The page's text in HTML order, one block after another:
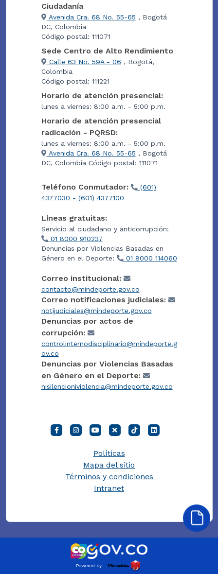
Ciudadanía
Avenida Cra. 68 No. 55-65 , Bogotá
DC, Colombia
Código postal: 111071
Sede Centro de Alto Rendimiento
Calle 63 No. 59A - 06 , Bogotá,
Colombia
Código postal: 111221
Horario de atención presencial:
lunes a viernes: 8:00 a.m. - 5:00 p.m.
Horario de atención presencial
radicación - PQRSD:
lunes a viernes: 8:00 a.m. - 5:00 p.m.
Avenida Cra. 68 No. 55-65 , Bogotá
DC, Colombia Código postal: 111071
Teléfono Conmutador:
(601)
4377030 - (601) 4377100
Líneas gratuitas:
Servicio al ciudadano y anticorrupción:
01 8000 910237
Denuncias por Violencias Basadas en
Género en el Deporte:
01 8000 114060
Correo institucional:
contacto@mindeporte.gov.co
Correo notificaciones judiciales:
notijudiciales@mindeporte.gov.co
Denuncias por actos de
corrupción:
controlinternodisciplinario@mindeporte.g
ov.co
Denuncias por Violencias Basadas
en Género en el Deporte:
nisilencioniviolencia@mindeporte.gov.co
Políticas
Mapa del sitio
Términos y condiciones
Intranet
Powered by :